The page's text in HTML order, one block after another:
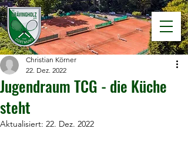
Jugendraum TCG - die Küche
steht
Christian Körner
22. Dez. 2022
Aktualisiert: 22. Dez. 2022